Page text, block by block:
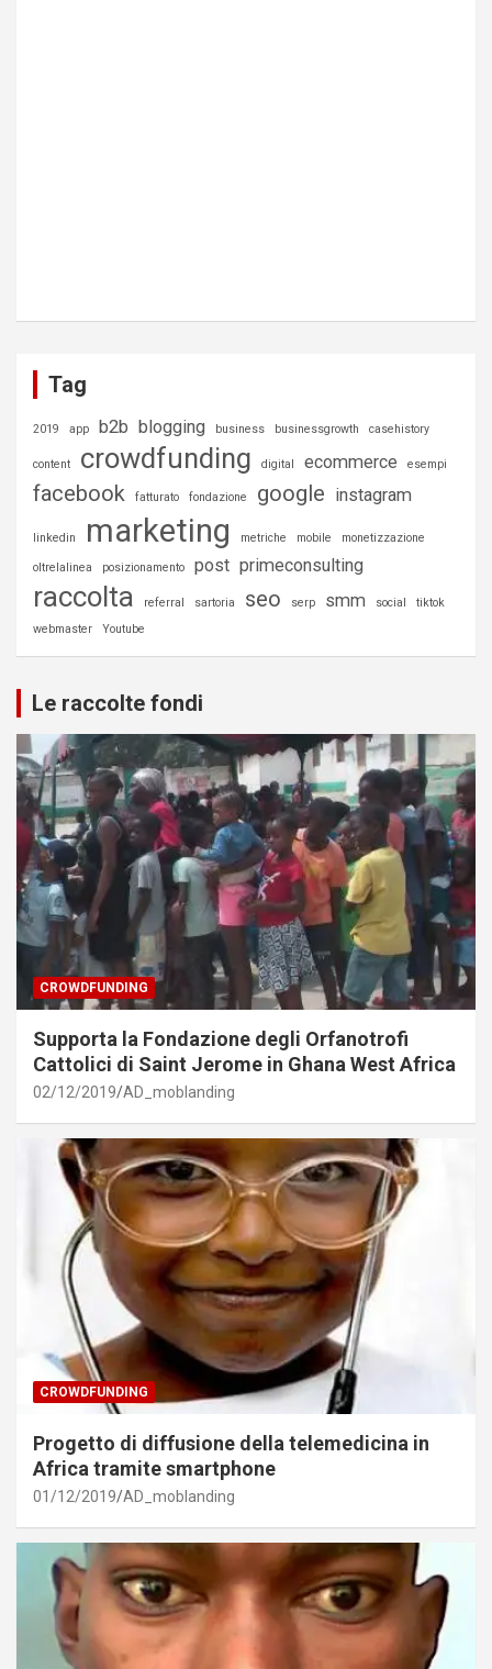
Tag
2019 app b2b blogging business businessgrowth casehistory
content crowdfunding digital ecommerce esempi
facebook fatturato fondazione google instagram
linkedin marketing metriche mobile monetizzazione
oltrelalinea posizionamento post primeconsulting
raccolta referral sartoria seo serp smm social
tiktok
webmaster
Youtube
Le raccolte fondi
CROWDFUNDING
Supporta la Fondazione degli Orfanotrofi
Cattolici di Saint Jerome in Ghana West Africa
02/12/2019 AD_moblanding
CROWDFUNDING
Progetto di diffusione della telemedicina in
Africa tramite smartphone
01/12/2019 AD_moblanding